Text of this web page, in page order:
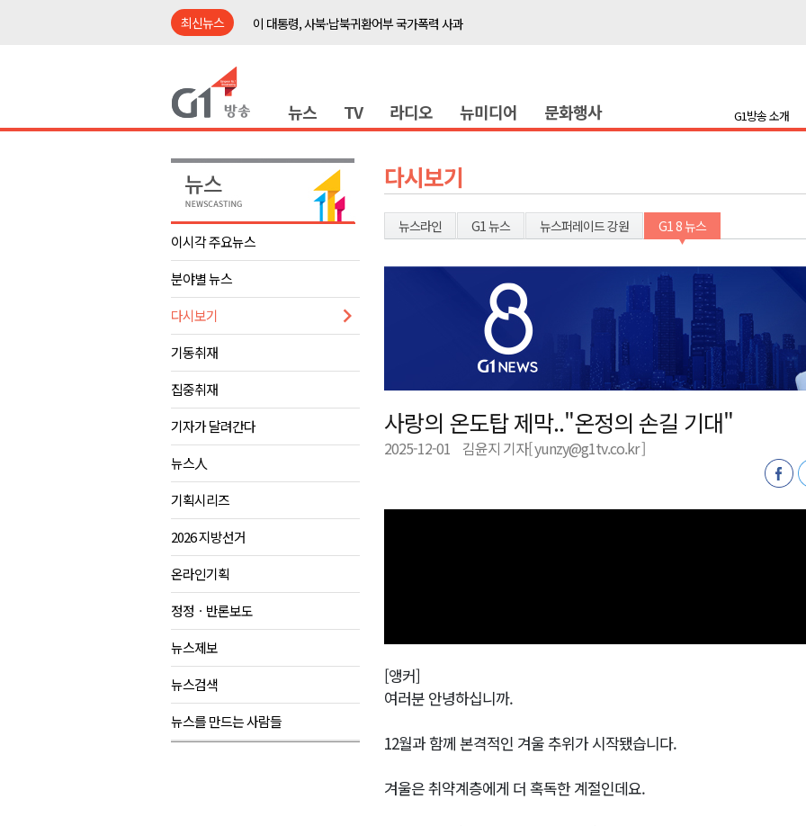
최신뉴스
이 대통령, 사북·납북귀환어부 국가폭력 사과
이광재 국회 예결위원장, 강릉시 초청 특별 강연
육동한 시장, 국제스케이트장 춘천 유치 건의
영월군, 국·도비 확보 보고회 개최
삼척 공공산후조리원 이전 시급
이 대통령, 사북·납북귀환어부 국가폭력 사과
여름축제 더위와 전쟁..물놀이 접목
강원도, 최휘영 문체부장관과 정책간담회
검찰청 폐지..해결 과제 산적
육동한 시장, 국제스케이트장 춘천 유치 건의
영월군, 국·도비 확보 보고회 개최
삼척 공공산후조리원 이전 시급
뉴스 TV 라디오 뉴미디어 문화행사 G1방송 소개
이시각 주요뉴스
분야별 뉴스
다시보기
기동취재
집중취재
기자가 달려간다
뉴스人
기획시리즈
2026 지방선거
온라인기획
정정ㆍ반론보도
뉴스제보
뉴스검색
뉴스를 만드는 사람들
다시보기
뉴스라인 G1 뉴스 뉴스퍼레이드 강원 G1 8 뉴스
사랑의 온도탑 제막.."온정의 손길 기대"
2025-12-01 김윤지 기자[ yunzy@g1tv.co.kr ]
[앵커]
여러분 안녕하십니까.
12월과 함께 본격적인 겨울 추위가 시작됐습니다.
겨울은 취약계층에게 더 혹독한 계절인데요.